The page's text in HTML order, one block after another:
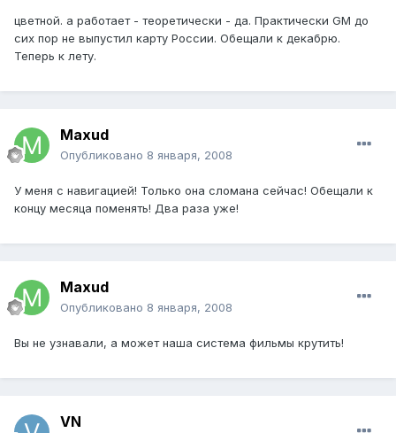
цветной. а работает - теоретически - да. Практически GM до
сих пор не выпустил карту России. Обещали к декабрю.
Теперь к лету.
Maxud
Опубликовано 8 января, 2008
У меня с навигацией! Только она сломана сейчас! Обещали к
концу месяца поменять! Два раза уже!
Maxud
Опубликовано 8 января, 2008
Вы не узнавали, а может наша система фильмы крутить!
VN